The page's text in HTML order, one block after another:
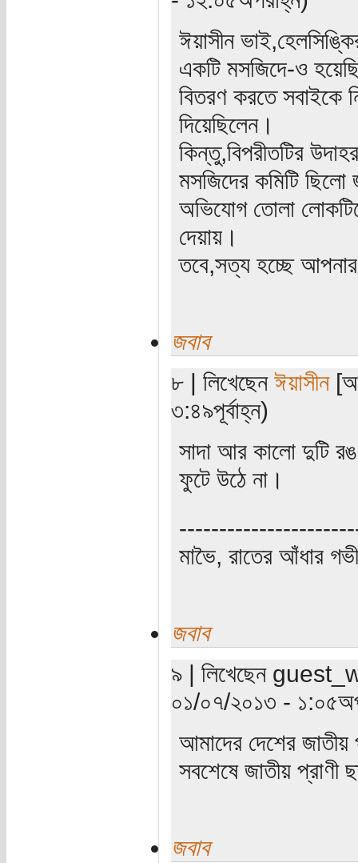
ঈয়াসীন
একটি মসজিদে-ও
বিতরণ করতে সবাইকে
দিয়েছিলেন।
কিন্তু,বিপরীতটির
মসজিদের কমিটি ছিলো
অভিযোগ তোলা
দেয়ায়।
তবে,সত্য হচ্ছে
জবাব
৮ | লিখেছেন ঈয়াসীন
৩:৪৯পূর্বাহ্ন)
সাদা আর কালো দুটি রঙ
ফুটে উঠে না।
মাভৈ, রাতের আঁধার
জবাব
৯ | লিখেছেন
০১/০৭/২০১৩ -
আমাদের দেশের জাতীয়
সবশেষে জাতীয় প্রাণী
জবাব